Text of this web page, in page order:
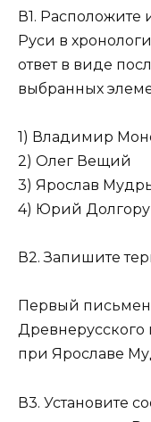
В1.
Руси в
ответ в виде
выбран­ных
1) Владимир
2) Олег Вещий
3) Ярослав
4) Юрий
В2. Запишите
Первый
Древнерусского
при Ярославе
В3. Установите